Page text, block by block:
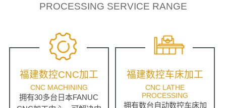
PROCESSING SERVICE RANGE
福建数控CNC加工
CNC MACHINING
拥有30多台日本FANUC
福建数控车床加工
CNC LATHE
PROCESSING
拥有数台自动数控车床加